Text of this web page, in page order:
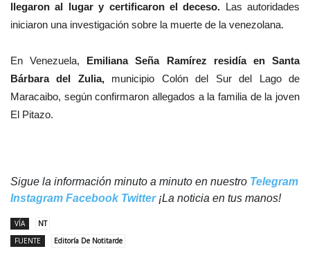
llegaron al lugar y certificaron el deceso. Las autoridades
iniciaron una investigación sobre la muerte de la venezolana.
En Venezuela, Emiliana Seña Ramírez residía en Santa
Bárbara del Zulia, municipio Colón del Sur del Lago de
Maracaibo, según confirmaron allegados a la familia de la joven
El Pitazo.
Sigue la información minuto a minuto en nuestro Telegram
Instagram Facebook Twitter¡La noticia en tus manos!
VÍA
NT
FUENTE
Editoría De Notitarde